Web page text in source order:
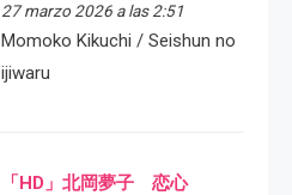
27 marzo 2026 a las 2:51
Momoko Kikuchi / Seishun no
ijiwaru
「HD」北岡夢子 恋心